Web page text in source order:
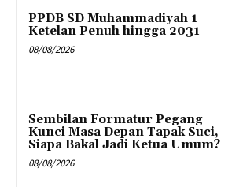
PPDB SD Muhammadiyah 1
Ketelan Penuh hingga 2031
08/08/2026
Sembilan Formatur Pegang
Kunci Masa Depan Tapak Suci,
Siapa Bakal Jadi Ketua Umum?
08/08/2026